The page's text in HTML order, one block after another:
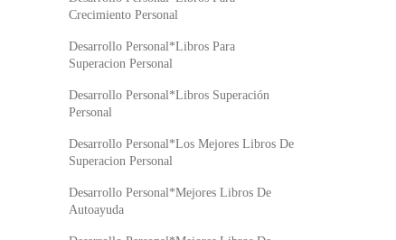
Crecimiento Personal
Desarrollo Personal*Libros Para
Superacion Personal
Desarrollo Personal*Libros Superación
Personal
Desarrollo Personal*Los Mejores Libros De
Superacion Personal
Desarrollo Personal*Mejores Libros De
Autoayuda